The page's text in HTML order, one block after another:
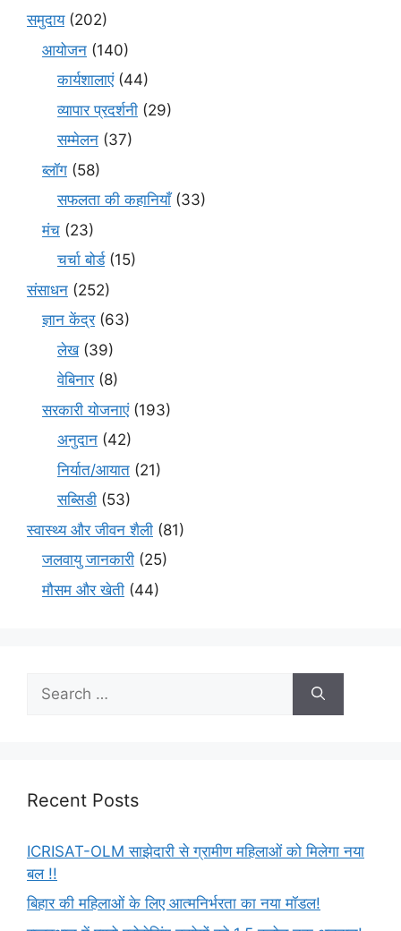
समुदाय(202)
आयोजन (140)
कार्यशालाएं(44)
व्यापार प्रदर्शनी (29)
सम्मेलन (37)
ब्लॉग (58)
सफलता की कहानियाँ(33)
मंच (23)
चर्चा बोर्ड(15)
संसाधन (252)
ज्ञान केंद्र(63)
लेख(39)
वेबिनार(8)
सरकारी योजनाएं(193)
अनुदान (42)
निर्यात/आयात (21)
सब्सिडी (53)
स्वास्थ्य और जीवन शैली (81)
जलवायु जानकारी (25)
मौसम और खेती (44)
Recent Posts
ICRISAT-OLM साझेदारी से ग्रामीण महिलाओं को मिलेगा नया
बल !!
बिहार की महिलाओं के लिए आत्मनिर्भरता का नया मॉडल!